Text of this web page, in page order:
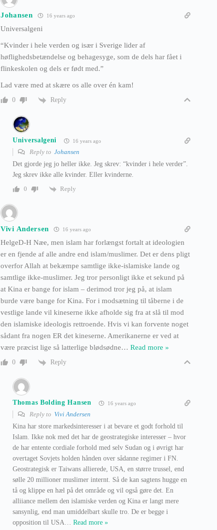
Johansen 16 years ago
Universalgeni
“Kvinder i hele verden og især i Sverige lider af
høflighedsbetændelse og behagesyge, som de dels har fået i
flinkeskolen og dels er født med.”
Lad være med at skære os alle over én kam!
0 Reply
Universalgeni 16 years ago
Reply to Johansen
Det gjorde jeg jo heller ikke. Jeg skrev: “kvinder i hele verder”.
Jeg skrev ikke alle kvinder. Eller kvinderne.
0
Reply
Vivi Andersen 16 years ago
HelgeD-H Næe, men islam har forlængst fortalt at ideologien
er en fjende af alle andre end islam/muslimer. Det er dens pligt
overfor Allah at bekæmpe samtlige ikke-islamiske lande og
samtlige ikke-muslimer. Jeg tror personligt ikke et sekund på
at Kina er bange for islam – derimod tror jeg på, at islam
burde være bange for Kina. For i modsætning til tåberne i de
vestlige lande vil kineserne ikke afholde sig fra at slå til mod
den islamiske ideologis rettroende. Hvis vi kan forvente noget
sådant fra nogen ER det kineserne. Amerikanerne er ved at
være præcist lige så latterlige blødsødne… Read more »
0 Reply
Thomas Bolding Hansen 16 years ago
Reply to Vivi Andersen
Kina har store markedsinteresser i at bevare et godt forhold til
Islam. Ikke nok med det har de geostrategiske interesser – hvor
de har entente cordiale forhold med selv Sudan og i øvrigt har
overtaget Sovjets holden hånden over sådanne regimer i FN.
Geostrategisk er Taiwans allierede, USA, en større trussel, end
sølle 20 millioner muslimer internt. Så de kan sagtens hugge en
tå og klippe en hæl på det område og vil også gøre det. En
alliiance mellem den islamiske verden og Kina er langt mere
sansynlig, end man umiddelbart skulle tro. De er begge i
opposition til USA
Read more »